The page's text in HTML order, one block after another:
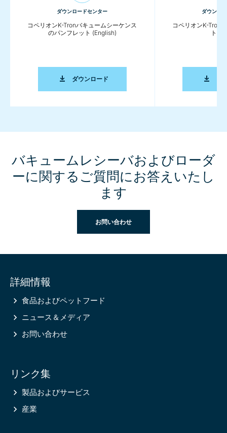
ダウンロードセンター
コペリオンK-Tronバキュームシーケンス
のパンフレット (English)
ダウンロードコペリオンK-TRONバキュームシーケンス
ダウンロ
コペリオンK-Tron
ト
バキュームレシーバおよびローダ
ーに関するご質問にお答えいたし
ます
お問い合わせ
information
詳細情報
食品およびペットフード
ニュース＆メディア
お問い合わせ
リンク集
製品およびサービス
産業